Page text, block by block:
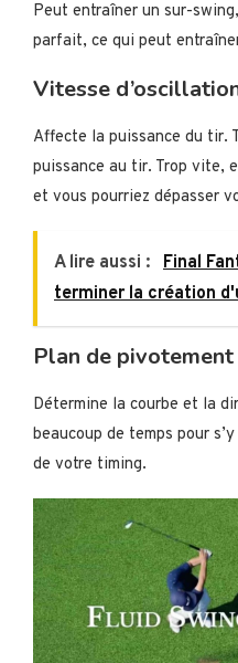
Peut entraîner un sur-
parfait, ce qui peut
Vitesse
Affecte la puissance du tir.
puissance au tir. Trop vite,
et vous pourriez dépasser
A lire aussi : Final
terminer la création
Plan de pivotement
Détermine la courbe et la
beaucoup de temps pour
de votre timing.